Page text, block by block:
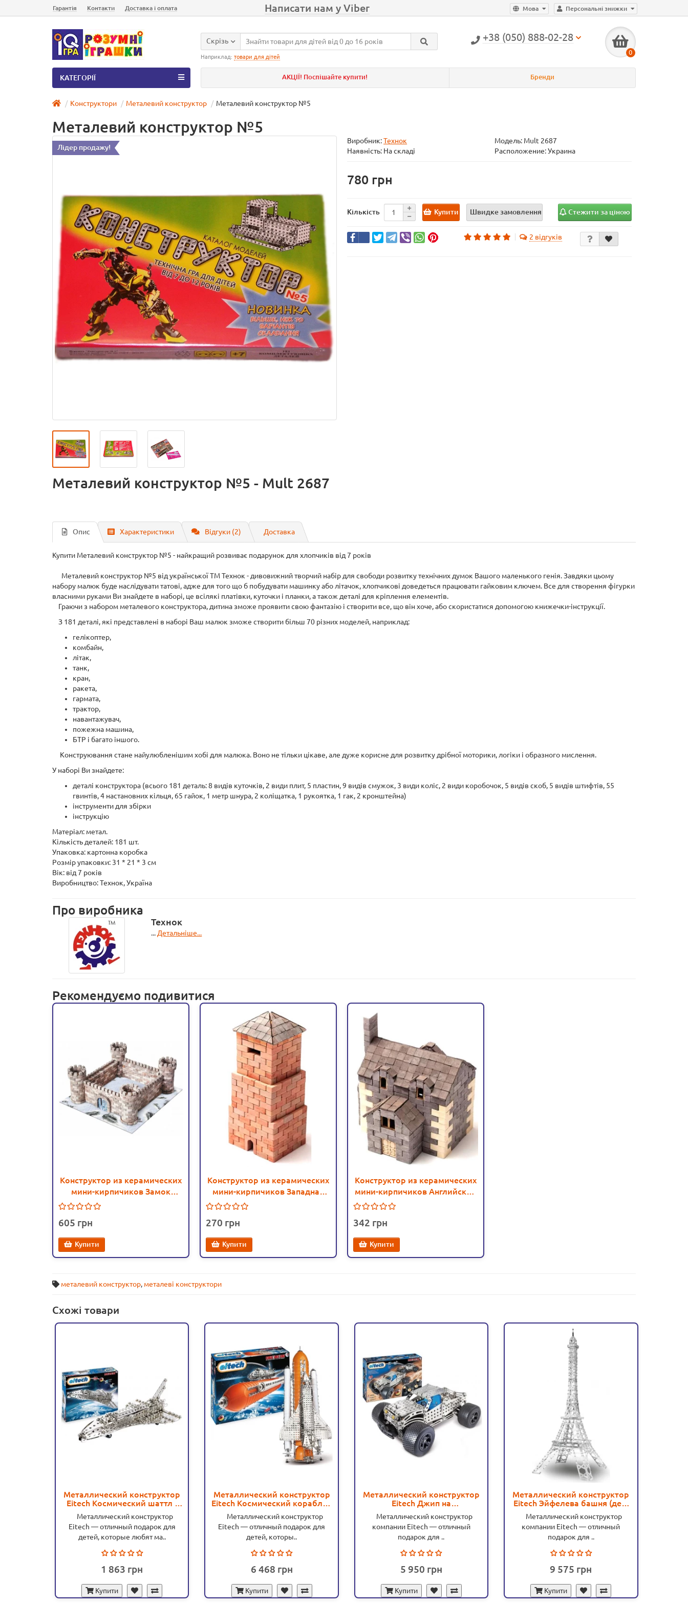
Персональні знижки
Мова
Гарантія Контакти Доставка і оплата Написати нам у Viber
+38 (050) 888-02-28
0
Скрізь
Наприклад: товари для дітей
АКЦІЇ! Поспішайте купити! Бренди
КАТЕГОРІЇ
Конструктори Металевий конструктор Металевий конструктор №5
Металевий конструктор №5
Лідер продажу!
Виробник:Технок Модель: Mult 2687
Наявність: На складі
Расположение: Украина
780
Кількість Купити Стежити за ціною
Швидке замовлення
2 відгуків
Металевий конструктор №5 - Mult 2687
Опис Характеристики Відгуки (2) Доставка
Купити Металевий конструктор №5 - найкращий розвиває подарунок для хлопчиків від 7 років
Металевий конструктор №5 від української TM Технок - дивовижний творчий набір для свободи розвитку технічних думок Вашого маленького генія. Завдяки цьому
набору малюк буде наслідувати татові, адже для того що б побудувати машинку або літачок, хлопчикові доведеться працювати гайковим ключем. Все для створення фігурки
власними руками Ви знайдете в наборі, це всілякі платівки, куточки і планки, а також деталі для кріплення елементів.
Граючи з набором металевого конструктора, дитина зможе проявити свою фантазію і створити все, що він хоче, або скористатися допомогою книжечки-інструкції.
З 181 деталі, які представлені в наборі Ваш малюк зможе створити більш 70 різних моделей, наприклад:
гелікоптер,
комбайн,
літак,
танк,
кран,
ракета,
гармата,
трактор,
навантажувач,
пожежна машина,
БТР і багато іншого.
Конструювання стане найулюбленішим хобі для малюка. Воно не тільки цікаве, але дуже корисне для розвитку дрібної моторики, логіки і образного мислення.
У наборі Ви знайдете:
деталі конструктора (всього 181 деталь: 8 видів куточків, 2 види плит, 5 пластин, 9 видів смужок, 3 види коліс, 2 види коробочок, 5 видів скоб, 5 видів штифтів, 55
гвинтів, 4 настановних кільця, 65 гайок, 1 метр шнура, 2 коліщатка, 1 рукоятка, 1 гак, 2 кронштейна)
інструменти для збірки
інструкцію
Матеріал: метал.
Кількість деталей: 181 шт.
Упаковка: картонна коробка
Розмір упаковки: 31 * 21 * 3 см
Вік: від 7 років
Виробництво: Технок, Україна
Про виробника
Технок
... Детальніше...
Рекомендуємо подивитися
Конструктор из керамических
мини-кирпичиков Замок
Орлиное гнездо, 870 деталей -
605
Купити
Конструктор из керамических
мини-кирпичиков Западная
башня, 400 деталей - esk 70415
270
Купити
Конструктор из керамических
мини-кирпичиков Английский
дом, 500 деталей - esk 70422
342
Купити
металевий конструктор, металеві конструктори
Схожі товари
Металлический конструктор
Eitech Космический шаттл -
MD C04
Металлический конструктор
Eitech — отличный подарок для
детей, которые любят ма..
1 863
Купити
Металлический конструктор
Eitech Космический корабль -
MD C12
Металлический конструктор
Eitech — отличный подарок для
детей, которы..
6 468
Купити
Металлический конструктор
Eitech Джип на
радиоуправлении - MD C27
Металлический конструктор
компании Eitech — отличный
подарок для ..
5 950
Купити
Металлический конструктор
Eitech Эйфелева башня (дер.
коробка) - MD C33
Металлический конструктор
компании Eitech — отличный
подарок для ..
9 575
Купити